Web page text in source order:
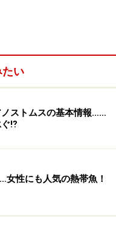
たい
ストムスの基本情報……
ぐ⁉
性にも人気の熱帯魚！